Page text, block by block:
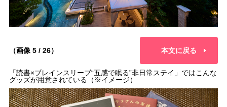
（画像 5 / 26） 本文に戻る
「読書×ブレインスリーブ“五感で眠る”非日常ステイ」ではこんな
グッズが用意されている（※イメージ）